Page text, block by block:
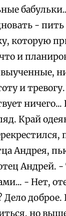
-
которую
и
и тревогу.
ничего...
Край
Андрея,
Андрей. -
- Нет,
но